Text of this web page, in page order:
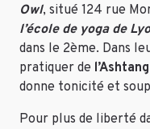
Owl, situé 124 rue
l’école de yoga de
dans le 2ème. Dans
pratiquer de
donne tonicité et
Pour plus de liberté